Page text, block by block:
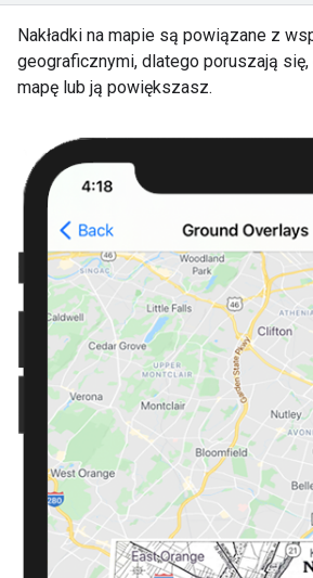
Nakładki na mapie są powiązane z
geograficznymi, dlatego poruszają
mapę lub ją powiększasz.